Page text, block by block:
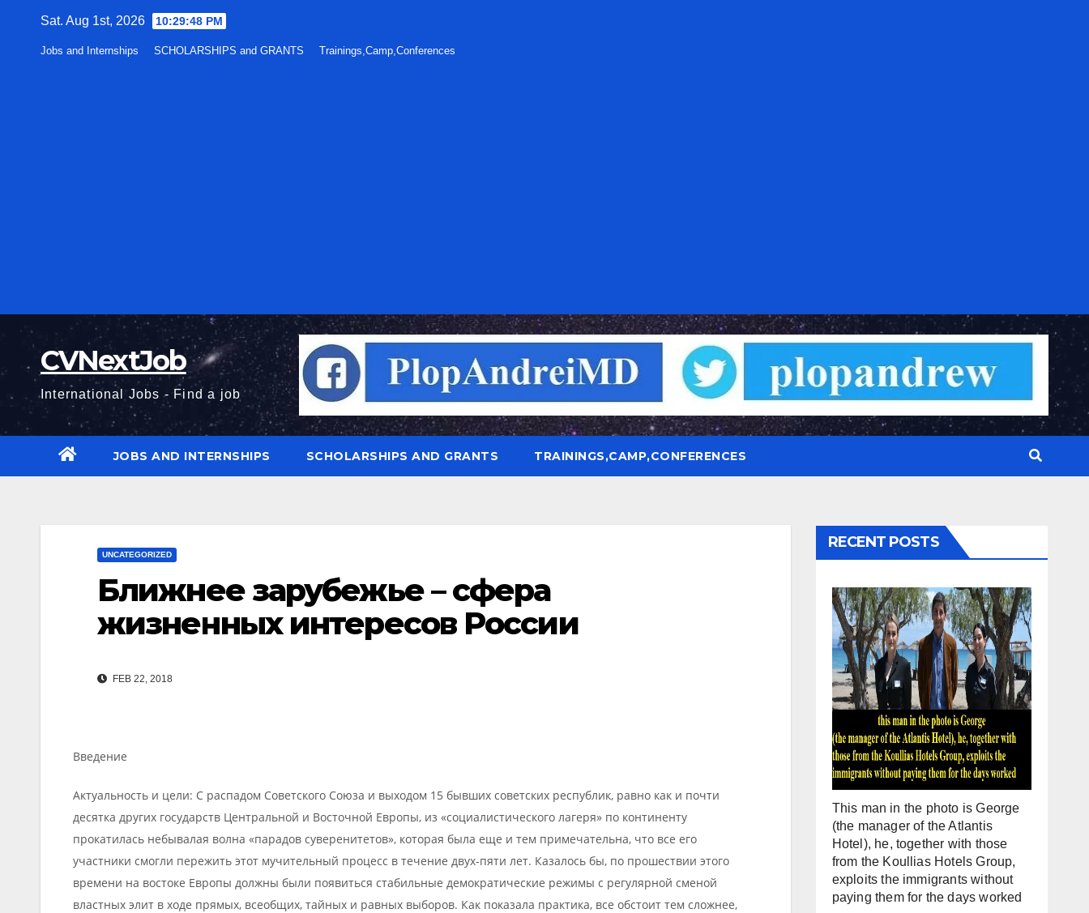
Sat. Aug 1st, 2026 10:29:49 PM
Jobs and Internships SCHOLARSHIPS and GRANTS Trainings,Camp,Conferences
CVNextJob
International Jobs - Find a job
JOBS AND INTERNSHIPS SCHOLARSHIPS AND GRANTS TRAININGS,CAMP,CONFERENCES
UNCATEGORIZED
Ближнее зарубежье – сфера
жизненных интересов России
FEB 22, 2018
Введение
Актуальность и цели: С распадом Советского Союза и выходом 15 бывших советских республик, равно как и почти
десятка других государств Центральной и Восточной Европы, из «социалистического лагеря» по континенту
прокатилась небывалая волна «парадов суверенитетов», которая была еще и тем примечательна, что все его
участники смогли пережить этот мучительный процесс в течение двух-пяти лет. Казалось бы, по прошествии этого
времени на востоке Европы должны были появиться стабильные демократические режимы с регулярной сменой
властных элит в ходе прямых, всеобщих, тайных и равных выборов. Как показала практика, все обстоит тем сложнее,
RECENT POSTS
This man in the photo is George
(the manager of the Atlantis
Hotel), he, together with those
from the Koullias Hotels Group,
exploits the immigrants without
paying them for the days worked